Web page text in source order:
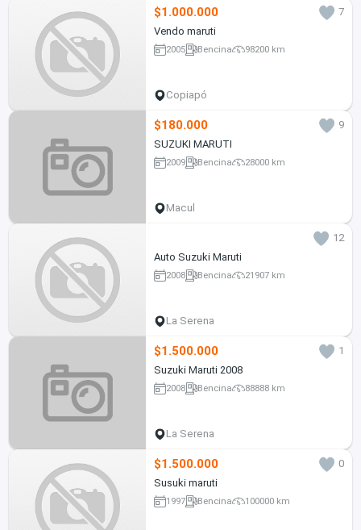
$1.000.000
7
Vendo maruti
2005 Bencina 98200 km
Copiapó
$180.000
9
SUZUKI MARUTI
2009 Bencina 28000 km
Macul
12
Auto Suzuki Maruti
2008 Bencina 21907 km
La Serena
$1.500.000
1
Suzuki Maruti 2008
2008 Bencina 88888 km
La Serena
$1.500.000
0
Susuki maruti
1997 Bencina 100000 km